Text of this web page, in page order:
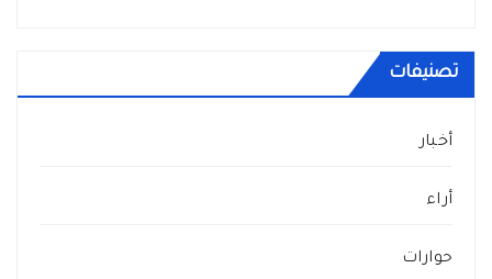
تصنيفات
أخبار
أراء
حوارات